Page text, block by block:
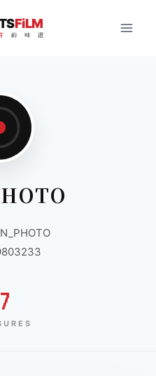
FiLM
的 味 道